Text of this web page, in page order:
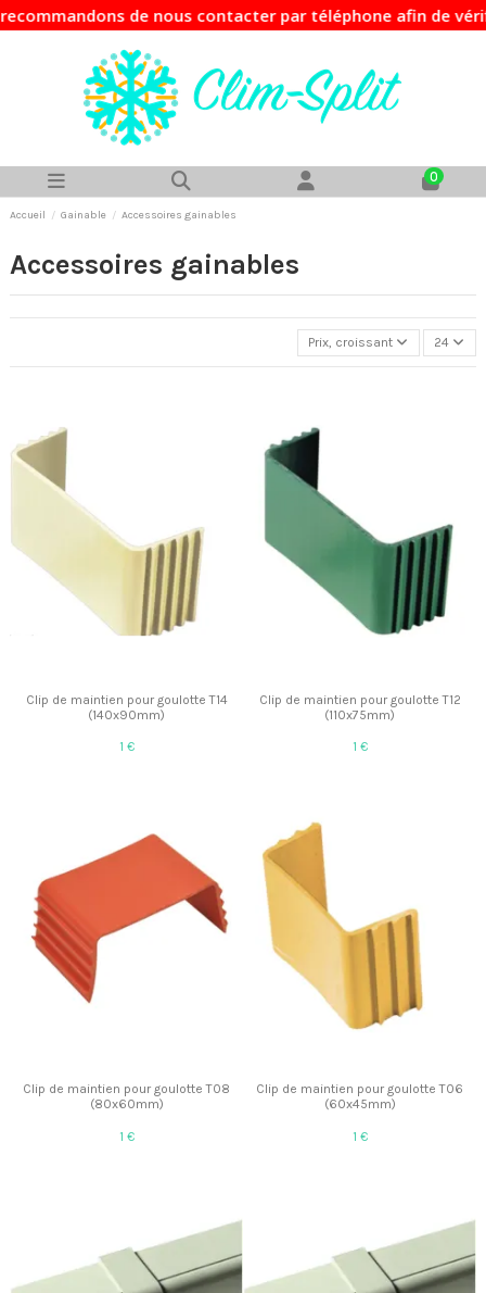
de nous contacter par téléphone afin de vérifier la
0
Accueil Gainable Accessoires gainables
Accessoires gainables
Prix, croissant 24
Clip de maintien pour goulotte T14
(140x90mm)
1 €
Clip de maintien pour goulotte T12
(110x75mm)
1 €
Clip de maintien pour goulotte T08
(80x60mm)
1 €
Clip de maintien pour goulotte T06
(60x45mm)
1 €